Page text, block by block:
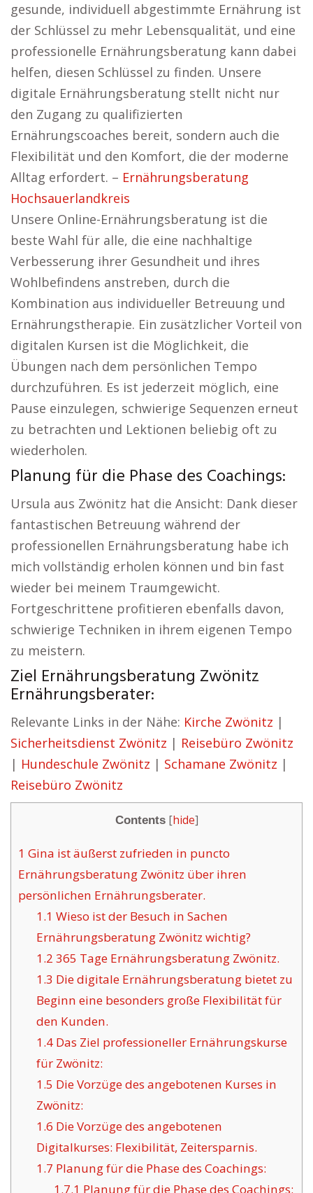
gesunde, individuell abgestimmte Ernährung ist
der Schlüssel zu mehr Lebensqualität, und eine
professionelle Ernährungsberatung kann dabei
helfen, diesen Schlüssel zu finden. Unsere
digitale Ernährungsberatung stellt nicht nur
den Zugang zu qualifizierten
Ernährungscoaches bereit, sondern auch die
Flexibilität und den Komfort, die der moderne
Alltag erfordert. – Ernährungsberatung
Hochsauerlandkreis
Unsere Online-Ernährungsberatung ist die
beste Wahl für alle, die eine nachhaltige
Verbesserung ihrer Gesundheit und ihres
Wohlbefindens anstreben, durch die
Kombination aus individueller Betreuung und
Ernährungstherapie. Ein zusätzlicher Vorteil von
digitalen Kursen ist die Möglichkeit, die
Übungen nach dem persönlichen Tempo
durchzuführen. Es ist jederzeit möglich, eine
Pause einzulegen, schwierige Sequenzen erneut
zu betrachten und Lektionen beliebig oft zu
wiederholen.
Planung für die Phase des Coachings:
Ursula aus Zwönitz hat die Ansicht: Dank dieser
fantastischen Betreuung während der
professionellen Ernährungsberatung habe ich
mich vollständig erholen können und bin fast
wieder bei meinem Traumgewicht.
Fortgeschrittene profitieren ebenfalls davon,
schwierige Techniken in ihrem eigenen Tempo
zu meistern.
Ziel Ernährungsberatung Zwönitz
Ernährungsberater:
Relevante Links in der Nähe: Kirche Zwönitz |
Sicherheitsdienst Zwönitz | Reisebüro Zwönitz
| Hundeschule Zwönitz | Schamane Zwönitz |
Reisebüro Zwönitz
Contents [hide]
1 Gina ist äußerst zufrieden in puncto
Ernährungsberatung Zwönitz über ihren
persönlichen Ernährungsberater.
1.1 Wieso ist der Besuch in Sachen
Ernährungsberatung Zwönitz wichtig?
1.2 365 Tage Ernährungsberatung Zwönitz.
1.3 Die digitale Ernährungsberatung bietet zu
Beginn eine besonders große Flexibilität für
den Kunden.
1.4Das Ziel professioneller Ernährungskurse
für Zwönitz:
1.5 Die Vorzüge des angebotenen Kurses in
Zwönitz:
1.6 Die Vorzüge des angebotenen
Digitalkurses: Flexibilität, Zeitersparnis.
1.7 Planung für die Phase des Coachings:
1.7.1 Planung für die Phase des Coachings: